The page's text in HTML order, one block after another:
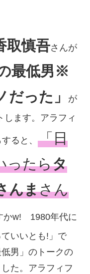
取慎吾さんが
最低男※
った」
が
します。アラフィ
ると、 「日
ったらタ
んまさん
かw! 1980年代に
いいとも!」で
低男」のトークの
た。アラフィフ